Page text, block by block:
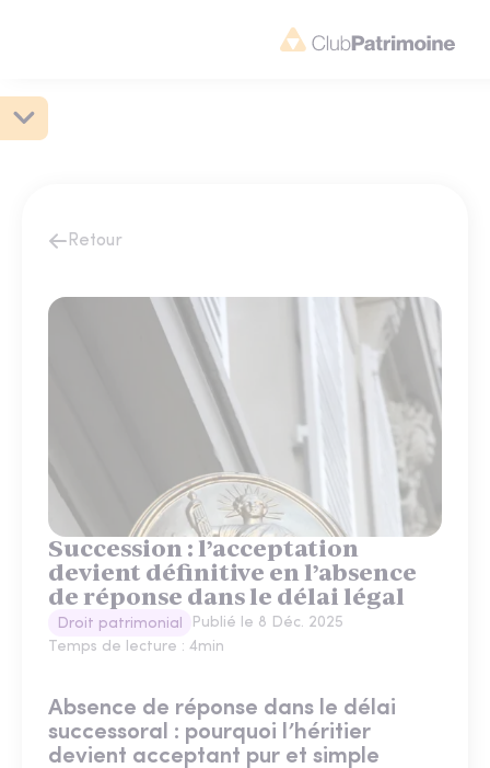
Retour
Succession : l’acceptation
devient définitive en l’absence
de réponse dans le délai légal
Droit patrimonial Publié le 8 Déc. 2025
Temps de lecture : 4min
Absence de réponse dans le délai
successoral : pourquoi l’héritier
devient acceptant pur et simple